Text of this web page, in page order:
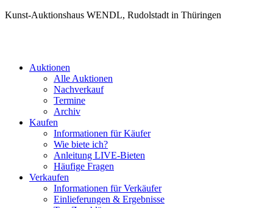
Kunst-Auktionshaus WENDL, Rudolstadt in Thüringen
Auktionen
Alle Auktionen
Nachverkauf
Termine
Archiv
Kaufen
Informationen für Käufer
Wie biete ich?
Anleitung LIVE-Bieten
Häufige Fragen
Verkaufen
Informationen für Verkäufer
Einlieferungen & Ergebnisse